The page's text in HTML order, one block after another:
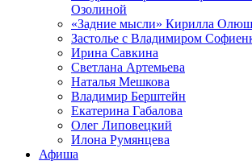
Озолиной
«Задние мысли» Кирилла
Застолье с Владимиром
Ирина Савкина
Светлана Артемьева
Наталья Мешкова
Владимир Берштейн
Екатерина Габалова
Олег Липовецкий
Илона Румянцева
Афиша